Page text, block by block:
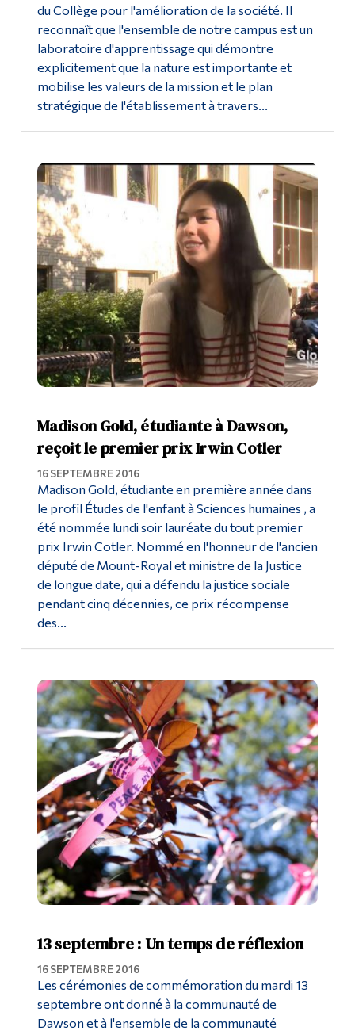
du Collège pour l'amélioration de la société. Il
reconnaît que l'ensemble de notre campus est un
laboratoire d'apprentissage qui démontre
explicitement que la nature est importante et
mobilise les valeurs de la mission et le plan
stratégique de l'établissement à travers...
Madison Gold, étudiante à Dawson,
reçoit le premier prix Irwin Cotler
16 SEPTEMBRE 2016
Madison Gold, étudiante en première année dans
le profil Études de l'enfant à Sciences humaines , a
été nommée lundi soir lauréate du tout premier
prix Irwin Cotler. Nommé en l'honneur de l'ancien
député de Mount-Royal et ministre de la Justice
de longue date, qui a défendu la justice sociale
pendant cinq décennies, ce prix récompense
des...
13 septembre : Un temps de réflexion
16 SEPTEMBRE 2016
Les cérémonies de commémoration du mardi 13
septembre ont donné à la communauté de
Dawson et à l'ensemble de la communauté